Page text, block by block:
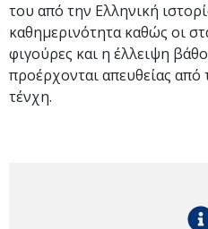
του από την Ελληνική
καθημερινότητα καθώς οι
φιγούρες και η έλλειψη
προέρχονται απευθείας από
τένχη.